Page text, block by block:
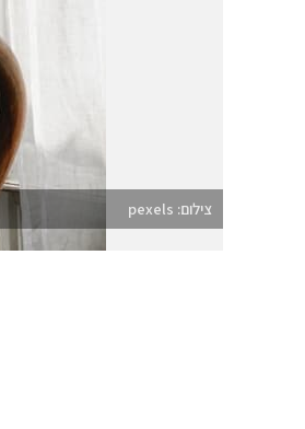
צילום: pexels